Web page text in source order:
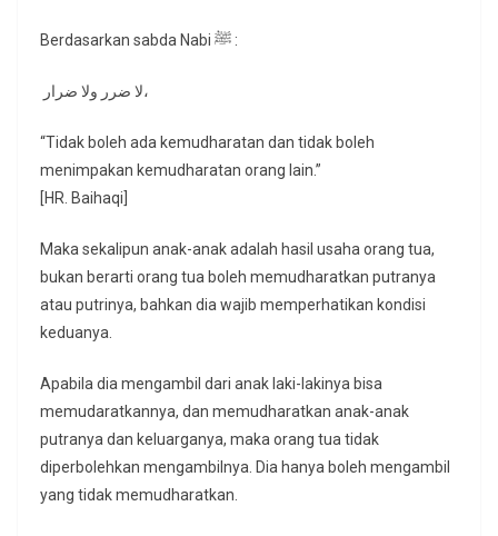
Berdasarkan sabda Nabi ﷺ :
لا ضرر ولا ضرار،
“Tidak boleh ada kemudharatan dan tidak boleh
menimpakan kemudharatan orang lain.”
[HR. Baihaqi]
Maka sekalipun anak-anak adalah hasil usaha orang tua,
bukan berarti orang tua boleh memudharatkan putranya
atau putrinya, bahkan dia wajib memperhatikan kondisi
keduanya.
Apabila dia mengambil dari anak laki-lakinya bisa
memudaratkannya, dan memudharatkan anak-anak
putranya dan keluarganya, maka orang tua tidak
diperbolehkan mengambilnya. Dia hanya boleh mengambil
yang tidak memudharatkan.